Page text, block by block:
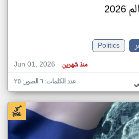
Politics
Jun 01, 2026
منذ شهرين
عدد الكلمات: ٦ الصور: ٢٥